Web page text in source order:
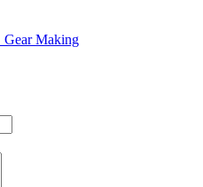
Gear Making